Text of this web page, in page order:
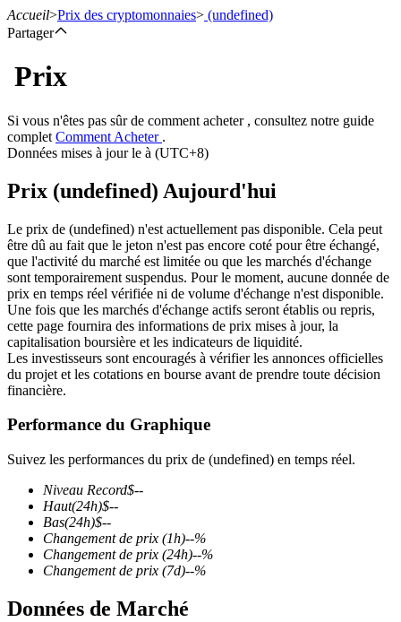
Futures USDT
Futures utilisant l'USDT comme garantie
Futures COIN-M
Contrats à terme sur crypto-monnaie
Accueil>Prix des cryptomonnaies> (undefined)
Partager
Prix
Si vous n'êtes pas sûr de comment acheter , consultez notre guide
complet Comment Acheter .
Données mises à jour le à (UTC+8)
Prix (undefined) Aujourd'hui
Le prix de (undefined) n'est actuellement pas disponible. Cela peut
être dû au fait que le jeton n'est pas encore coté pour être échangé,
que l'activité du marché est limitée ou que les marchés d'échange
sont temporairement suspendus. Pour le moment, aucune donnée de
prix en temps réel vérifiée ni de volume d'échange n'est disponible.
Une fois que les marchés d'échange actifs seront établis ou repris,
cette page fournira des informations de prix mises à jour, la
capitalisation boursière et les indicateurs de liquidité.
Les investisseurs sont encouragés à vérifier les annonces officielles
du projet et les cotations en bourse avant de prendre toute décision
financière.
Performance du Graphique
Suivez les performances du prix de (undefined) en temps réel.
Niveau Record$--
Haut(24h)$--
Bas(24h)$--
Changement de prix (1h)--%
Changement de prix (24h)--%
Changement de prix (7d)--%
Données de Marché